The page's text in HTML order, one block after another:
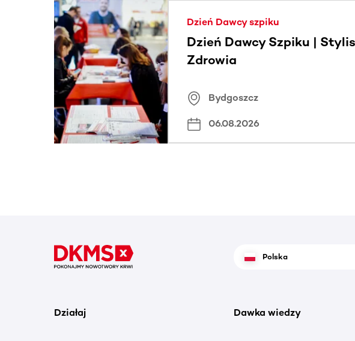
Ta sekcja zawiera treści przewijane w poziomie. Użyj klawisza
Dzień Dawcy szpiku
Dzień Dawcy Szpiku |
Zdrowia
Bydgoszcz
06.08.2026
Polska
Działaj Dawka wiedzy